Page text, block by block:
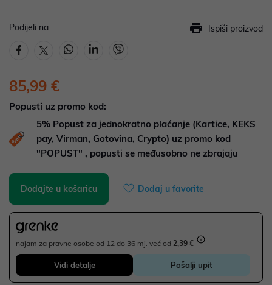
Podijeli na Ispiši proizvod
85,99 €
Popusti uz promo kod:
5% Popust za jednokratno plaćanje (Kartice, KEKS
pay, Virman, Gotovina, Crypto) uz promo kod
"POPUST" , popusti se međusobno ne zbrajaju
Dodajte u košaricu Dodaj u favorite
najam za pravne osobe od 12 do 36 mj. već od 2,39 €
Vidi detalje Pošalji upit